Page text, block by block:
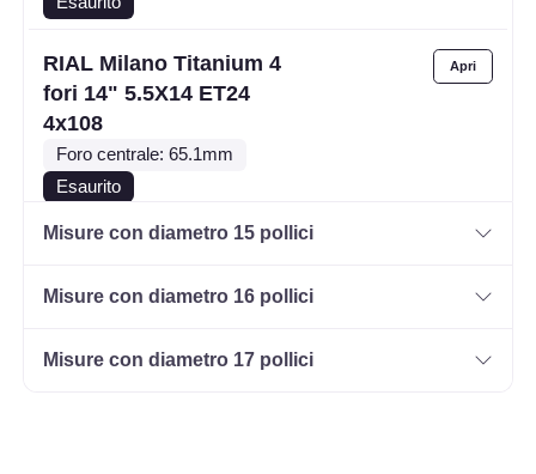
RIAL Milano Titanium 4
fori 14" 5.5X14 ET24
4x108
Foro centrale: 65.1mm
Esaurito
RIAL Milano Titanium 4
4x108
Esaurito
Misure con diametro 15 pollici
Misure con diametro 16 pollici
Misure con diametro 17 pollici